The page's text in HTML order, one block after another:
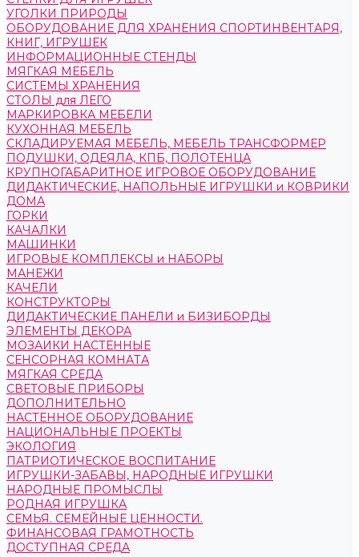
УГОЛКИ ПРИРОДЫ
ОБОРУДОВАНИЕ ДЛЯ ХРАНЕНИЯ СПОРТИНВЕНТАРЯ,
КНИГ, ИГРУШЕК
ИНФОРМАЦИОННЫЕ СТЕНДЫ
МЯГКАЯ МЕБЕЛЬ
СИСТЕМЫ ХРАНЕНИЯ
СТОЛЫ для ЛЕГО
МАРКИРОВКА МЕБЕЛИ
КУХОННАЯ МЕБЕЛЬ
СКЛАДИРУЕМАЯ МЕБЕЛЬ, МЕБЕЛЬ ТРАНСФОРМЕР
ПОДУШКИ, ОДЕЯЛА, КПБ, ПОЛОТЕНЦА
КРУПНОГАБАРИТНОЕ ИГРОВОЕ ОБОРУДОВАНИЕ
ДИДАКТИЧЕСКИЕ, НАПОЛЬНЫЕ ИГРУШКИ и КОВРИКИ
ДОМА
ГОРКИ
КАЧАЛКИ
МАШИНКИ
ИГРОВЫЕ КОМПЛЕКСЫ и НАБОРЫ
МАНЕЖИ
КАЧЕЛИ
КОНСТРУКТОРЫ
ДИДАКТИЧЕСКИЕ ПАНЕЛИ и БИЗИБОРДЫ
ЭЛЕМЕНТЫ ДЕКОРА
МОЗАИКИ НАСТЕННЫЕ
СЕНСОРНАЯ КОМНАТА
МЯГКАЯ СРЕДА
СВЕТОВЫЕ ПРИБОРЫ
ДОПОЛНИТЕЛЬНО
НАСТЕННОЕ ОБОРУДОВАНИЕ
НАЦИОНАЛЬНЫЕ ПРОЕКТЫ
ЭКОЛОГИЯ
ПАТРИОТИЧЕСКОЕ ВОСПИТАНИЕ
ИГРУШКИ-ЗАБАВЫ, НАРОДНЫЕ ИГРУШКИ
НАРОДНЫЕ ПРОМЫСЛЫ
РОДНАЯ ИГРУШКА
СЕМЬЯ. СЕМЕЙНЫЕ ЦЕННОСТИ.
ФИНАНСОВАЯ ГРАМОТНОСТЬ
ДОСТУПНАЯ СРЕДА